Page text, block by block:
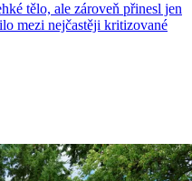
tělo, ale zároveň přinesl jen
mezi nejčastěji kritizované